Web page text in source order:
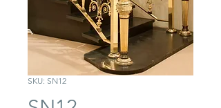
SKU: SN12